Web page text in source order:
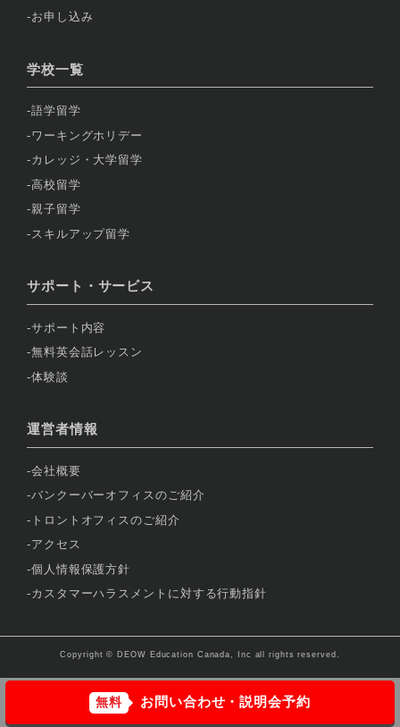
お申し込み
学校一覧
語学留学
ワーキングホリデー
カレッジ・大学留学
高校留学
親子留学
スキルアップ留学
サポート・サービス
サポート内容
無料英会話レッスン
体験談
運営者情報
会社概要
バンクーバーオフィスのご紹介
トロントオフィスのご紹介
アクセス
個人情報保護方針
カスタマーハラスメントに対する行動指針
Copyright © DEOW Education Canada, Inc all rights reserved.
無料 お問い合わせ・説明会予約